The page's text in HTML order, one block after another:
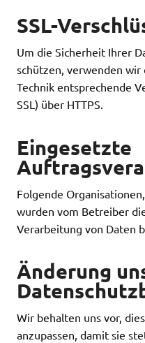
SSL-
Um die Sicherheit Ihrer
schützen, verwenden
Technik entsprechende
SSL) über HTTPS.
Eingesetzte
Folgende
wurden vom Betreiber
Verarbeitung von Daten
Änderung
Wir behalten uns vor,
anzupassen, damit sie